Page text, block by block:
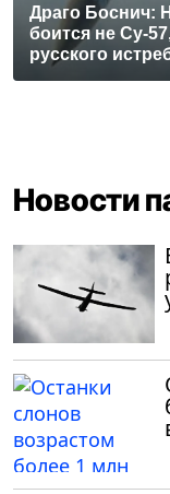
Драго Боснич:
боится не Су-
русского
Новости